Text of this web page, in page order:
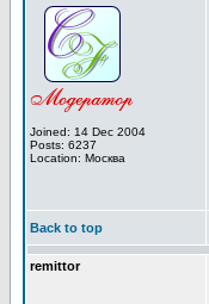
Joined: 14 Dec 2004
Posts: 6237
Location: Москва
Back to top
remittor